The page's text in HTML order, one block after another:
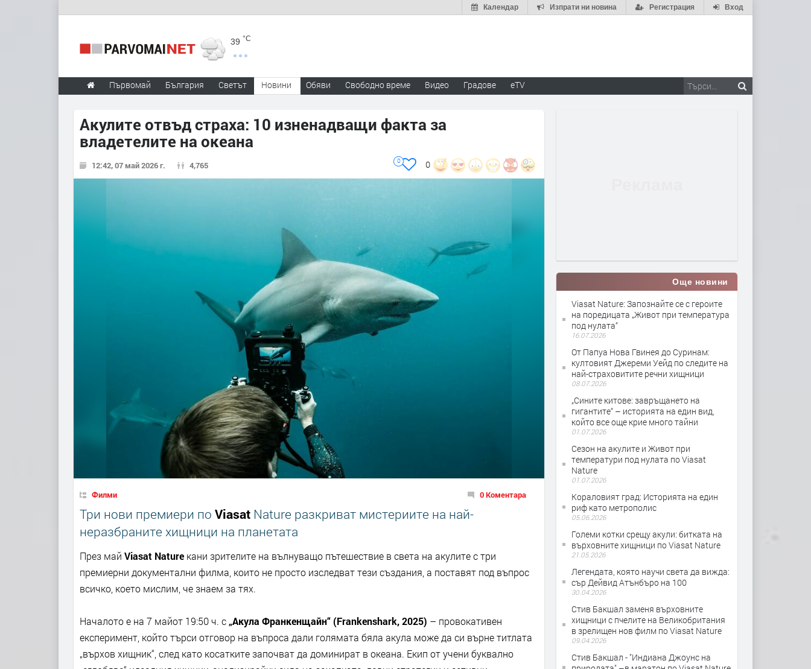
Вход
Регистрация
Изпрати ни новина
Календар
39 °C
Първомай България Светът Новини Обяви Свободно време Видео Градове eTV
Акулите отвъд страха: 10 изненадващи факта за
владетелите на океана
12:42, 07 май 2026 г. 4,765 0
0
Филми 0 Коментара
Три нови премиери по Viasat Nature разкриват мистериите на най-
неразбраните хищници на планетата
През май Viasat Nature кани зрителите на вълнуващо пътешествие в света на акулите с три
премиерни документални филма, които не просто изследват тези създания, а поставят под въпрос
всичко, което мислим, че знаем за тях.
Началото е на 7 майот 19:50 ч. с„Акула Франкенщайн“ (Frankenshark, 2025) – провокативен
експеримент, който търси отговор на въпроса дали голямата бяла акула може да си върне титлата
„върхов хищник“, след като косатките започват да доминират в океана. Екип от учени буквално
Още новини
Viasat Nature: Запознайте се с героите
на поредицата „Живот при температура
под нулата“
16.07.2026
От Папуа Нова Гвинея до Суринам:
култовият Джереми Уейд по следите на
най-страховитите речни хищници
08.07.2026
„Сините китове: завръщането на
гигантите“ – историята на един вид,
който все още крие много тайни
01.07.2026
Сезон на акулите и Живот при
температури под нулата по Viasat
Nature
01.07.2026
Кораловият град: Историята на един
риф като метрополис
05.06.2026
Големи котки срещу акули: битката на
върховните хищници по Viasat Nature
21.05.2026
Легендата, която научи света да вижда:
сър Дейвид Атънбъро на 100
30.04.2026
Стив Бакшал заменя върховните
хищници с пчелите на Великобритания
в зрелищен нов филм по Viasat Nature
09.04.2026
Стив Бакшал - "Индиана Джоунс на